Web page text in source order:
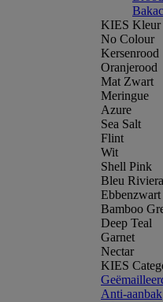
KIES Kleur
No Colour
Kersenrood
Oranjerood
Mat Zwart
Meringue
Azure
Sea Salt
Flint
Wit
Shell Pink
Bleu Riviera
Ebbenzwart
Bamboo
Deep Teal
Garnet
Nectar
KIES
Anti-aanbak